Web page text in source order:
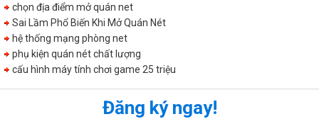
chọn địa điểm mở quán net
Sai Lầm Phổ Biến Khi Mở Quán Nét
hệ thống mạng phòng net
phụ kiện quán nét chất lượng
cấu hình máy tính chơi game 25 triệu
Đăng ký ngay!